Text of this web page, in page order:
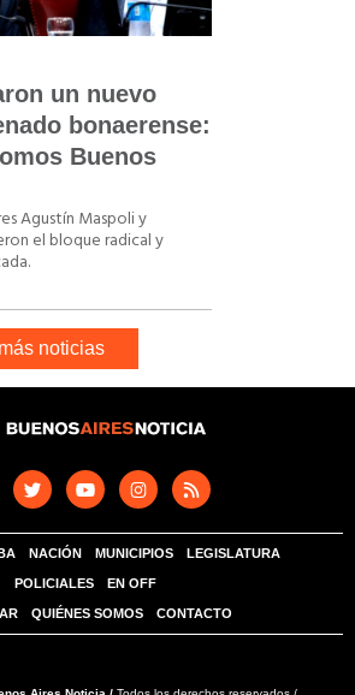
un nuevo
bonaerense:
Buenos
Agustín Maspoli y
el bloque radical y
noticias
NACIÓN MUNICIPIOS LEGISLATURA
POLICIALES EN OFF
QUIÉNES SOMOS CONTACTO